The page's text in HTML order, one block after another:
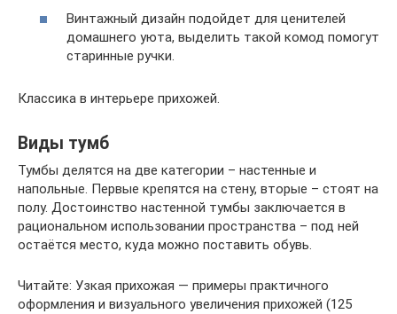
Винтажный дизайн подойдет для ценителей
домашнего уюта, выделить такой комод помогут
старинные ручки.
Классика в интерьере прихожей.
Виды тумб
Тумбы делятся на две категории – настенные и
напольные. Первые крепятся на стену, вторые – стоят на
полу. Достоинство настенной тумбы заключается в
рациональном использовании пространства – под ней
остаётся место, куда можно поставить обувь.
Читайте: Узкая прихожая — примеры практичного
оформления и визуального увеличения прихожей (125